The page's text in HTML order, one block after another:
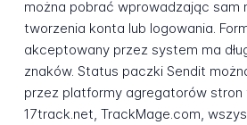
można pobrać wprowadzając sam
tworzenia konta lub logowania.
akceptowany przez system ma
znaków. Status paczki Sendit
przez platformy agregatorów stron
17track.net, TrackMage.com,